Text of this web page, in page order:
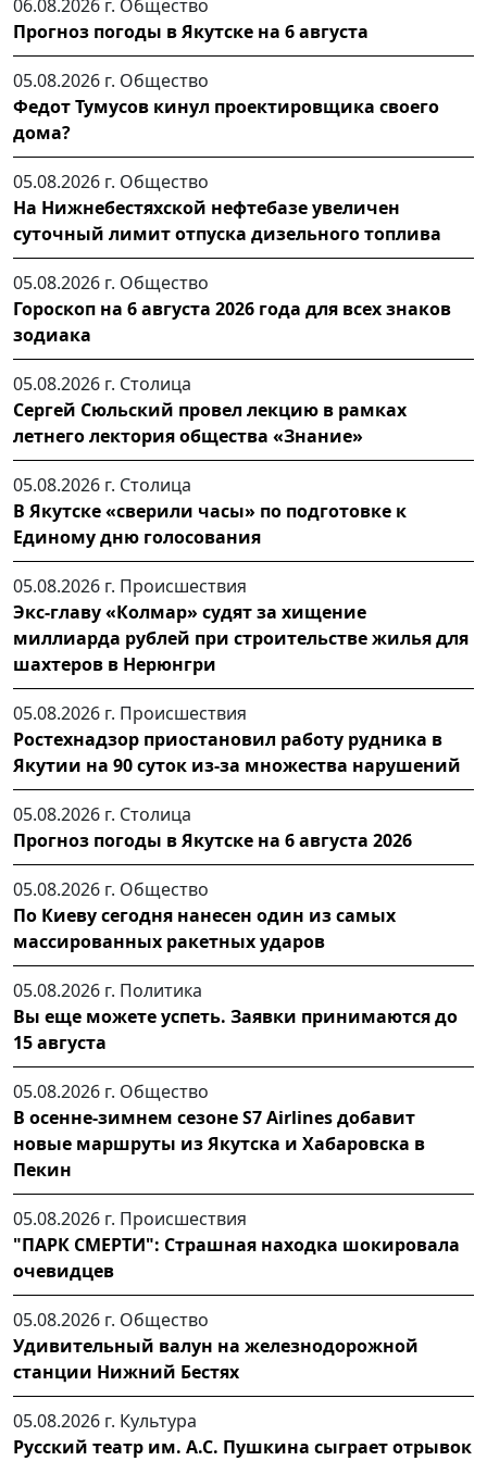
06.08.2026 г. Общество
Прогноз погоды в Якутске на 6 августа
05.08.2026 г. Общество
Федот Тумусов кинул проектировщика своего
дома?
05.08.2026 г. Общество
На Нижнебестяхской нефтебазе увеличен
суточный лимит отпуска дизельного топлива
05.08.2026 г. Общество
Гороскоп на 6 августа 2026 года для всех знаков
зодиака
05.08.2026 г. Столица
Сергей Сюльский провел лекцию в рамках
летнего лектория общества «Знание»
05.08.2026 г. Столица
В Якутске «сверили часы» по подготовке к
Единому дню голосования
05.08.2026 г. Происшествия
Экс-главу «Колмар» судят за хищение
миллиарда рублей при строительстве жилья для
шахтеров в Нерюнгри
05.08.2026 г. Происшествия
Ростехнадзор приостановил работу рудника в
Якутии на 90 суток из-за множества нарушений
05.08.2026 г. Столица
Прогноз погоды в Якутске на 6 августа 2026
05.08.2026 г. Общество
По Киеву сегодня нанесен один из самых
массированных ракетных ударов
05.08.2026 г. Политика
Вы еще можете успеть. Заявки принимаются до
15 августа
05.08.2026 г. Общество
В осенне-зимнем сезоне S7 Airlines добавит
новые маршруты из Якутска и Хабаровска в
Пекин
05.08.2026 г. Происшествия
"ПАРК СМЕРТИ": Страшная находка шокировала
очевидцев
05.08.2026 г. Общество
Удивительный валун на железнодорожной
станции Нижний Бестях
05.08.2026 г. Культура
Русский театр им. А.С. Пушкина сыграет отрывок